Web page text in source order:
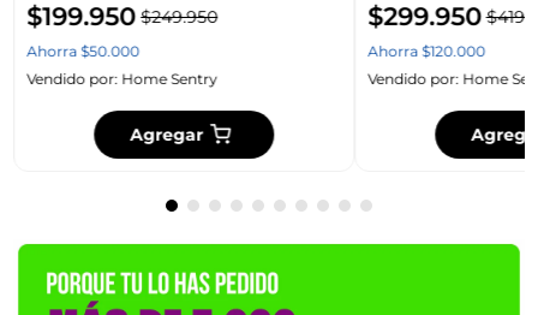
$199.950 $249.950
Ahorra$50.000
Vendido por: Home Sentry
Agregar
$299.950 $419.
Ahorra $120.000
Vendido por: Home